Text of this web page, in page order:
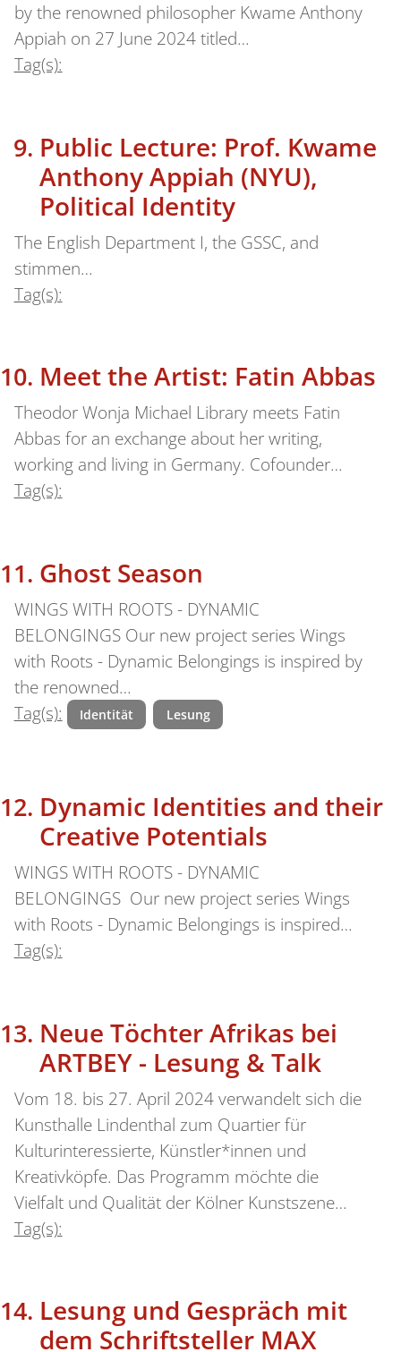
by the renowned philosopher Kwame Anthony
Appiah on 27 June 2024 titled…
Tag(s):
Public Lecture: Prof. Kwame
Anthony Appiah (NYU),
Political Identity
The English Department I, the GSSC, and
stimmen…
Tag(s):
Meet the Artist: Fatin Abbas
Theodor Wonja Michael Library meets Fatin
Abbas for an exchange about her writing,
working and living in Germany. Cofounder…
Tag(s):
Ghost Season
WINGS WITH ROOTS - DYNAMIC
BELONGINGS Our new project series Wings
with Roots - Dynamic Belongings is inspired by
the renowned…
Tag(s):
Identität Lesung
Dynamic Identities and their
Creative Potentials
WINGS WITH ROOTS - DYNAMIC
BELONGINGS Our new project series Wings
with Roots - Dynamic Belongings is inspired…
Tag(s):
Neue Töchter Afrikas bei
ARTBEY - Lesung & Talk
Vom 18. bis 27. April 2024 verwandelt sich die
Kunsthalle Lindenthal zum Quartier für
Kulturinteressierte, Künstler*innen und
Kreativköpfe. Das Programm möchte die
Vielfalt und Qualität der Kölner Kunstszene…
Tag(s):
Lesung und Gespräch mit
dem Schriftsteller MAX